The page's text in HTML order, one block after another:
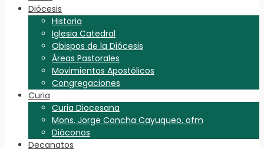
Diócesis
Historia
Iglesia Catedral
Obispos de la Diócesis
Áreas Pastorales
Movimientos Apostólicos
Congregaciones
Curia
Curia Diocesana
Mons. Jorge Concha Cayuqueo, ofm
Diáconos
Decanatos